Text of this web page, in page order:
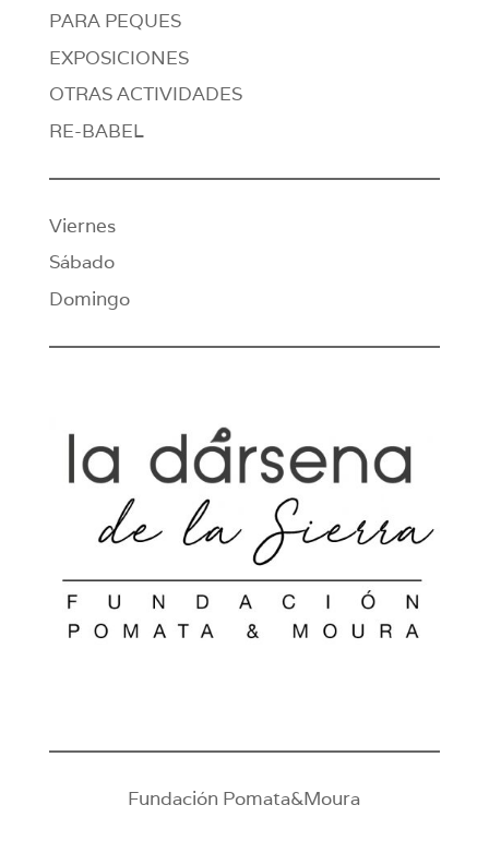
PARA PEQUES
EXPOSICIONES
OTRAS ACTIVIDADES
RE-BABEL
Viernes
Sábado
Domingo
Fundación Pomata&Moura